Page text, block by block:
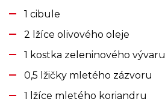
1 cibule
2 lžíce olivového oleje
1 kostka zeleninového vývaru
0,5 lžičky mletého zázvoru
1 lžíce mletého koriandru